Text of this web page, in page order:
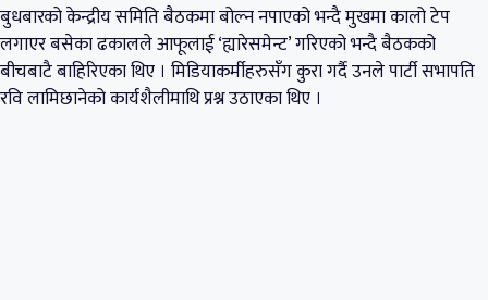
बुधबारको केन्द्रीय समिति बैठकमा बोल्न नपाएको भन्दै मुखमा कालो टेप
लगाएर बसेका ढकालले आफूलाई ‘ह्यारेसमेन्ट’ गरिएको भन्दै बैठकको
बीचबाटै बाहिरिएका थिए । मिडियाकर्मीहरुसँग कुरा गर्दै उनले पार्टी सभापति
रवि लामिछानेको कार्यशैलीमाथि प्रश्न उठाएका थिए ।